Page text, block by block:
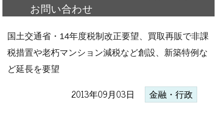
お問い合わせ
国土交通省・14年度税制改正要望、買取再販で非課
税措置や老朽マンション減税など創設、新築特例な
ど延長を要望
2013年09月03日 金融・行政